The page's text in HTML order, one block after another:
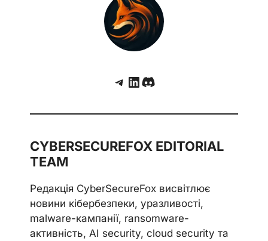
Telegram
LinkedIn
Discord
CYBERSECUREFOX EDITORIAL
TEAM
Редакція CyberSecureFox висвітлює
новини кібербезпеки, уразливості,
malware-кампанії, ransomware-
активність, AI security, cloud security та